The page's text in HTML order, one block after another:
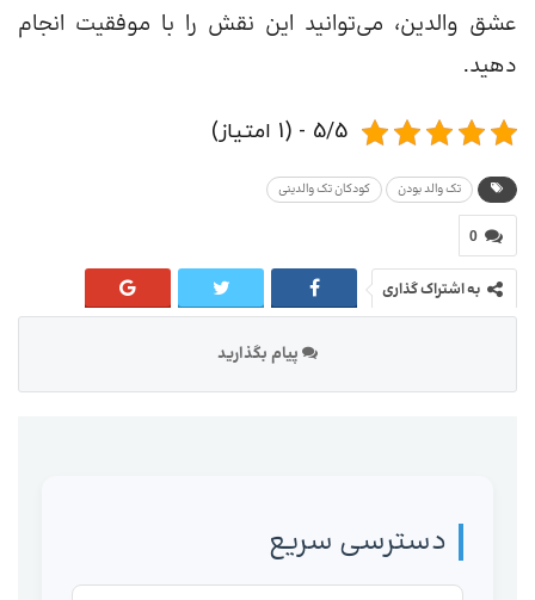
عشق والدین، می‌توانید این نقش را با موفقیت انجام
دهید.
5/5 - (1 امتیاز)
تک والد بودن کودکان تک والدینی
0
به اشتراک گذاری
پیام بگذارید
دسترسی سریع